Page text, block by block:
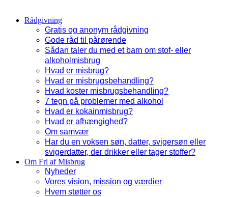
Rådgivning
Gratis og anonym rådgivning
Gode råd til pårørende
Sådan taler du med et barn om stof- eller
alkoholmisbrug
Hvad er misbrug?
Hvad er misbrugsbehandling?
Hvad koster misbrugsbehandling?
7 tegn på problemer med alkohol
Hvad er kokainmisbrug?
Hvad er afhængighed?
Om samvær
Har du en voksen søn, datter, svigersøn eller
svigerdatter, der drikker eller tager stoffer?
Om Fri af Misbrug
Nyheder
Vores vision, mission og værdier
Hvem støtter os